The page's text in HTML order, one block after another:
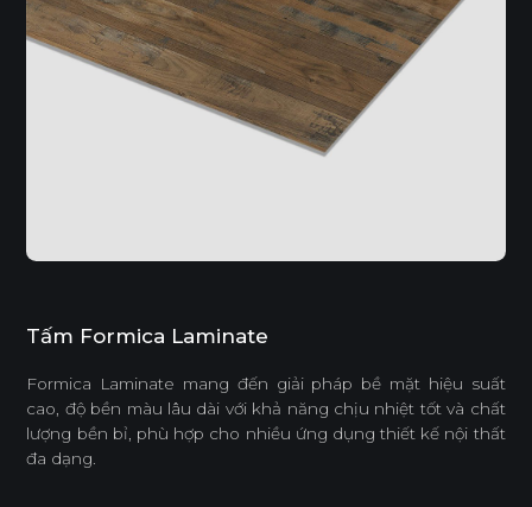
Tấm Formica Laminate
Formica Laminate mang đến giải pháp bề mặt hiệu suất
cao, độ bền màu lâu dài với khả năng chịu nhiệt tốt và chất
lượng bền bỉ, phù hợp cho nhiều ứng dụng thiết kế nội thất
đa dạng.